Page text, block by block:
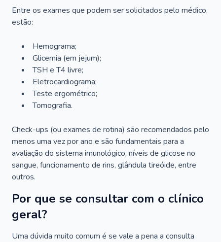
Entre os exames que podem ser solicitados pelo médico,
estão:
Hemograma;
Glicemia (em jejum);
TSH e T4 livre;
Eletrocardiograma;
Teste ergométrico;
Tomografia.
Check-ups (ou exames de rotina) são recomendados pelo
menos uma vez por ano e são fundamentais para a
avaliação do sistema imunológico, níveis de glicose no
sangue, funcionamento de rins, glândula tireóide, entre
outros.
Por que se consultar com o clínico
geral?
Uma dúvida muito comum é se vale a pena a consulta